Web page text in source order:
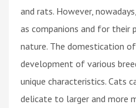
and rats. However,
as companions and for
nature. The domestication
development of various
unique characteristics. Cats
delicate to larger and more